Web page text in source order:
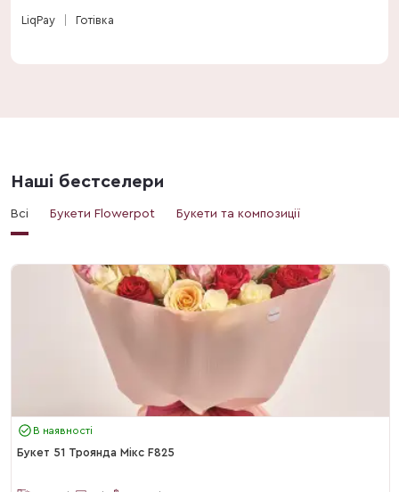
LiqPay Готівка
Наші бестселери
Всі Букети Flowerpot Букети та композиції
В наявності
Букет 51 Троянда Мікс F825